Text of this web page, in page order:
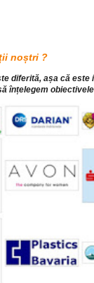
noștri ?
diferită, așa că
înțelegem